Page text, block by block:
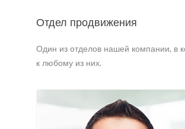
Отдел продвижения
Один из отделов нашей компании, в
к любому из них.